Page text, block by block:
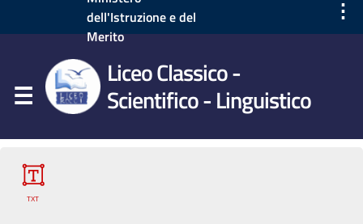
dell'Istruzione e del
Merito
⋮
Liceo Classico -
Scientifico - Linguistico